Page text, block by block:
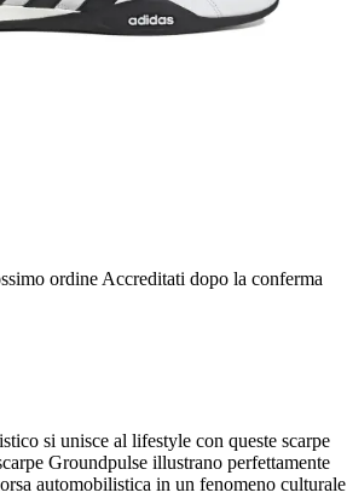
ordine Accreditati dopo la conferma
si unisce al lifestyle con queste scarpe
Groundpulse illustrano perfettamente
automobilistica in un fenomeno culturale